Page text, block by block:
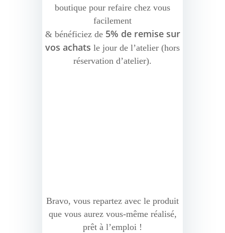
boutique pour refaire chez vous
facilement
& bénéficiez de 5% de remise sur
vos achats le jour de l’atelier (hors
réservation d’atelier).
Bravo, vous repartez avec le produit
que vous aurez vous-même réalisé,
prêt à l’emploi !